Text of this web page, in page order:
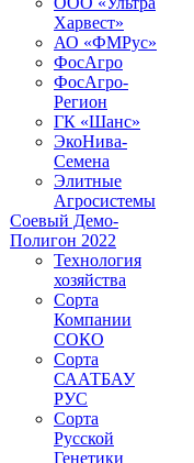
Харвест»
АО «ФМРус»
ФосАгро
ФосАгро-
Регион
ГК «Шанс»
ЭкоНива-
Семена
Элитные
Агросистемы
Соевый Демо-
Полигон 2022
Технология
хозяйства
Сорта
Компании
СОКО
Сорта
СААТБАУ
РУС
Сорта
Русской
Генетики